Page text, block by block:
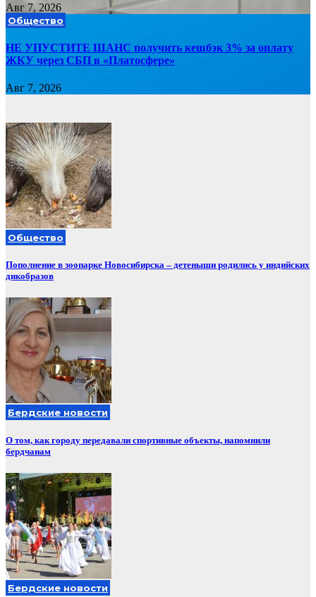
Авг 7, 2026
Общество
НЕ УПУСТИТЕ ШАНС получить кешбэк 3% за оплату
ЖКУ через СБП в «Платосфере»
Авг 7, 2026
Общество
Пополнение в зоопарке Новосибирска – детеныши родились у индийских
дикобразов
Бердские новости
О том, как городу передавали спортивные объекты, напомнили
бердчанам
Бердские новости